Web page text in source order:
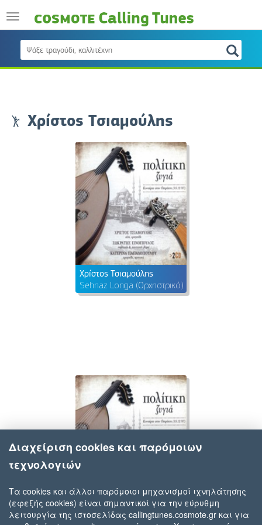
Χρίστος Τσιαμούλης
Χρίστος Τσιαμούλης
Sehnaz Longa (Ορχηστρικό)
Χρίστος Τσιαμούλης
Μεσοπέλαγα Αρμενίζω
Διαχείριση cookies και παρόμοιων
τεχνολογιών
Τα cookies και άλλοι παρόμοιοι μηχανισμοί ιχνηλάτησης
(εφεξής cookies) είναι σημαντικοί για την εύρυθμη
λειτουργία της ιστοσελίδας callingtunes.cosmote.gr και για